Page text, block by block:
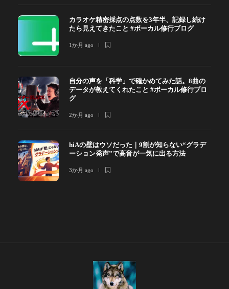
カラオケ精密採点の点数を3年半、記録し続け
たら見えてきたこと #ボーカル修行ブログ
1か月 ago
自分の声を「科学」で確かめてみた話。8曲の
データが教えてくれたこと #ボーカル修行ブロ
グ
2か月 ago
hiAの壁はウソだった｜9割が知らない“グラデ
ーション発声”で高音が一気に出る方法
3か月 ago